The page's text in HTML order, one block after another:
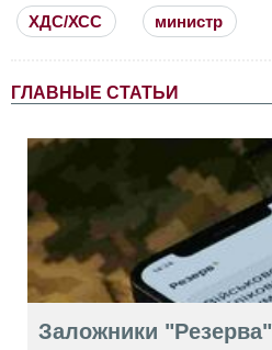
ХДС/ХСС министр
ГЛАВНЫЕ СТАТЬИ
Заложники "Резерва"